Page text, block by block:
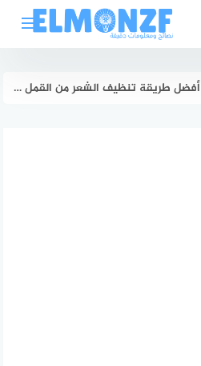
أفضل طريقة تنظيف الشعر من القمل نهائياً